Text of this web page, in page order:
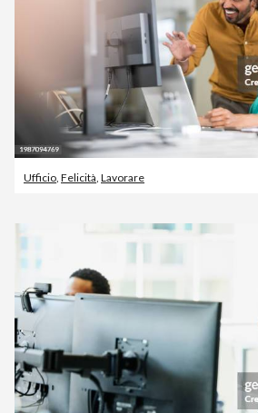
Ufficio, Felicità, Lavorare